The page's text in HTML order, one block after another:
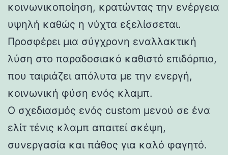
κοινωνικοποίηση, κρατώντας την ενέργεια
υψηλή καθώς η νύχτα εξελίσσεται.
Προσφέρει μια σύγχρονη εναλλακτική
λύση στο παραδοσιακό καθιστό επιδόρπιο,
που ταιριάζει απόλυτα με την ενεργή,
κοινωνική φύση ενός κλαμπ.
Ο σχεδιασμός ενός custom μενού σε ένα
ελίτ τένις κλαμπ απαιτεί σκέψη,
συνεργασία και πάθος για καλό φαγητό.